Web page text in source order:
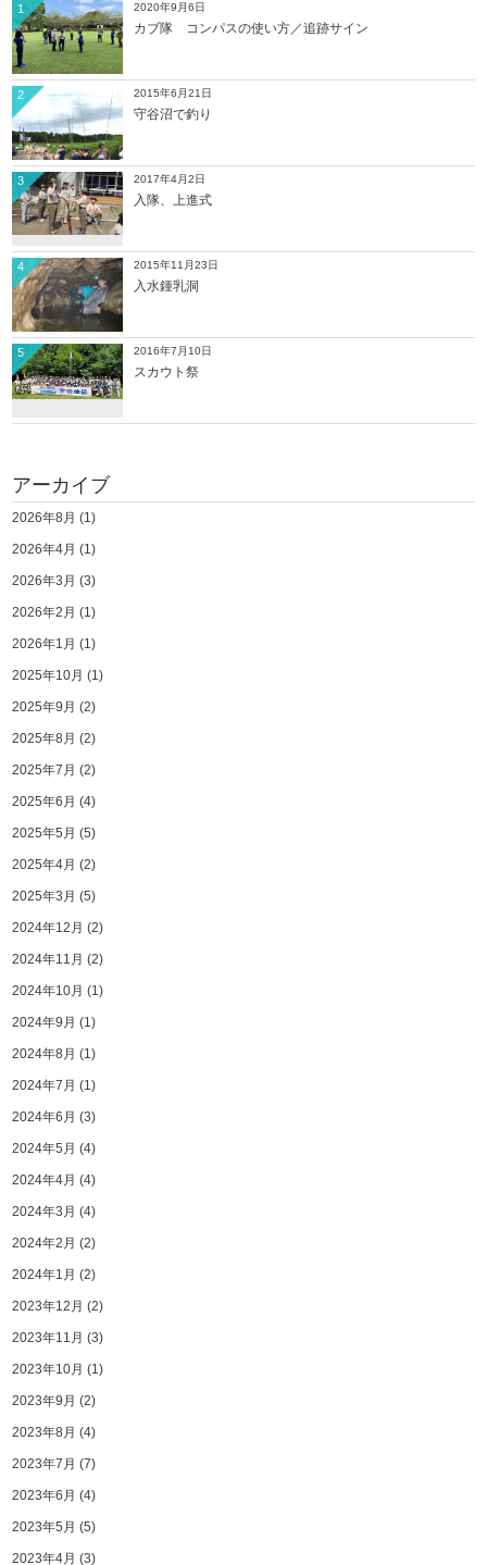
2020年9月6日
カブ隊 コンパスの使い方／追跡サイン
1
2015年6月21日
守谷沼で釣り
2
2017年4月2日
入隊、上進式
3
2015年11月23日
入水鍾乳洞
4
2016年7月10日
スカウト祭
5
アーカイブ
2026年8月 (1)
2026年4月 (1)
2026年3月 (3)
2026年2月 (1)
2026年1月 (1)
2025年10月 (1)
2025年9月 (2)
2025年8月 (2)
2025年7月 (2)
2025年6月 (4)
2025年5月 (5)
2025年4月 (2)
2025年3月 (5)
2024年12月 (2)
2024年11月 (2)
2024年10月 (1)
2024年9月 (1)
2024年8月 (1)
2024年7月 (1)
2024年6月 (3)
2024年5月 (4)
2024年4月 (4)
2024年3月 (4)
2024年2月 (2)
2024年1月 (2)
2023年12月 (2)
2023年11月 (3)
2023年10月 (1)
2023年9月 (2)
2023年8月 (4)
2023年7月 (7)
2023年6月 (4)
2023年5月 (5)
2023年4月 (3)